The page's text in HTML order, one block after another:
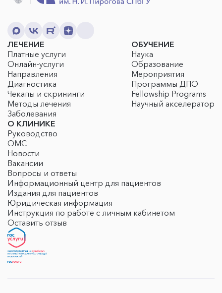
ЛЕЧЕНИЕ
Платные услуги
Онлайн-услуги
Направления
Диагностика
Чекапы и скрининги
Методы лечения
Заболевания
ОБУЧЕНИЕ
Наука
Образование
Мероприятия
Программы ДПО
Fellowship Programs
Научный акселератор
О КЛИНИКЕ
Руководство
ОМС
Новости
Вакансии
Вопросы и ответы
Информационный центр для пациентов
Издания для пациентов
Юридическая информация
Инструкция по работе с личным кабинетом
Оставить отзыв